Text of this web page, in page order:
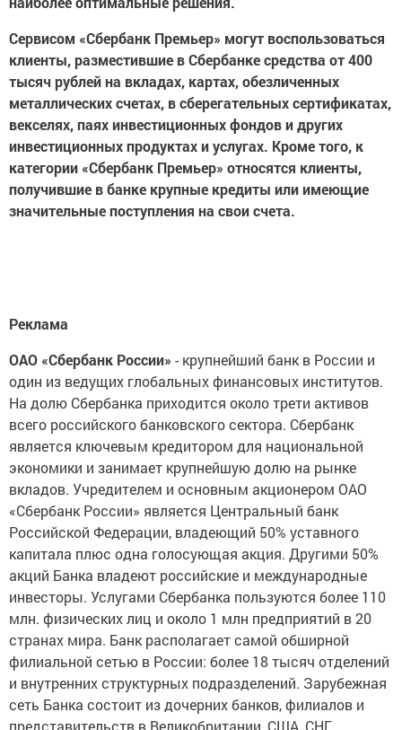
Сервисом «Сбербанк Премьер» могут воспользоваться
клиенты, разместившие в Сбербанке средства от 400
тысяч рублей на вкладах, картах, обезличенных
металлических счетах, в сберегательных сертификатах,
векселях, паях инвестиционных фондов и других
инвестиционных продуктах и услугах. Кроме того, к
категории «Сбербанк Премьер» относятся клиенты,
получившие в банке крупные кредиты или имеющие
значительные поступления на свои счета.
Реклама
ОАО «Сбербанк России» - крупнейший банк в России и
один из ведущих глобальных финансовых институтов.
На долю Сбербанка приходится около трети активов
всего российского банковского сектора. Сбербанк
является ключевым кредитором для национальной
экономики и занимает крупнейшую долю на рынке
вкладов. Учредителем и основным акционером ОАО
«Сбербанк России» является Центральный банк
Российской Федерации, владеющий 50% уставного
капитала плюс одна голосующая акция. Другими 50%
акций Банка владеют российские и международные
инвесторы. Услугами Сбербанка пользуются более 110
млн. физических лиц и около 1 млн предприятий в 20
странах мира. Банк располагает самой обширной
филиальной сетью в России: более 18 тысяч отделений
и внутренних структурных подразделений. Зарубежная
сеть Банка состоит из дочерних банков, филиалов и
представительств в Великобритании, США, СНГ,